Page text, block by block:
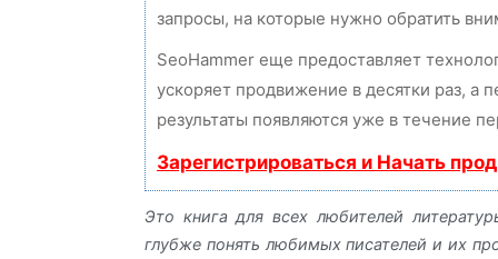
запросы, на которые нужно обратить
SeoHammer еще предоставляет
ускоряет продвижение в десятки раз, а
результаты появляются уже в течение
Зарегистрироваться и Начать
Это книга для всех любителей
глубже понять любимых писателей и их